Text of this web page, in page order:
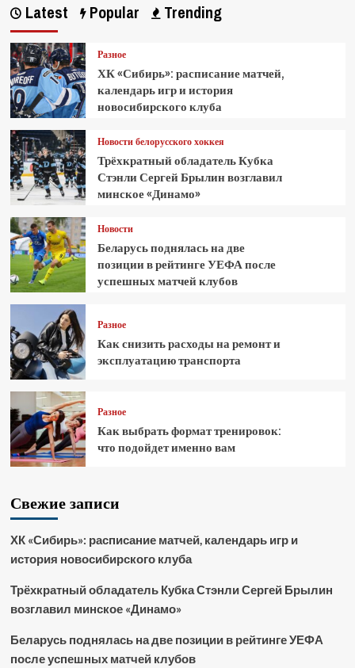
Latest Popular Trending
Разное
ХК «Сибирь»: расписание матчей,
календарь игр и история
новосибирского клуба
Новости белорусского хоккея
Трёхкратный обладатель Кубка
Стэнли Сергей Брылин возглавил
минское «Динамо»
Новости
Беларусь поднялась на две
позиции в рейтинге УЕФА после
успешных матчей клубов
Разное
Как снизить расходы на ремонт и
эксплуатацию транспорта
Разное
Как выбрать формат тренировок:
что подойдет именно вам
Свежие записи
ХК «Сибирь»: расписание матчей, календарь игр и
история новосибирского клуба
Трёхкратный обладатель Кубка Стэнли Сергей Брылин
возглавил минское «Динамо»
Беларусь поднялась на две позиции в рейтинге УЕФА
после успешных матчей клубов